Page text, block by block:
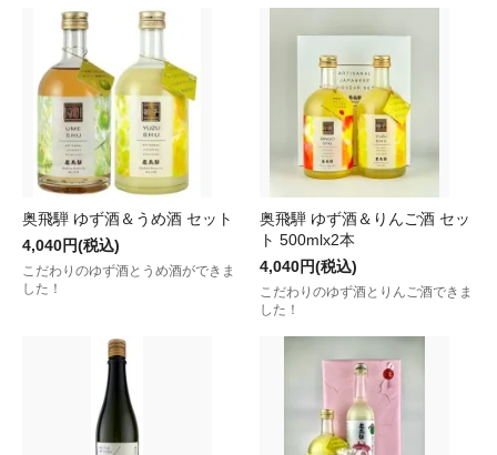
奥飛騨 ゆず酒＆うめ酒 セット
4,040円(税込)
こだわりのゆず酒とうめ酒ができま
した！
奥飛騨 ゆず酒＆りんご酒 セッ
ト 500mlx2本
4,040円(税込)
こだわりのゆず酒とりんご酒できま
した！